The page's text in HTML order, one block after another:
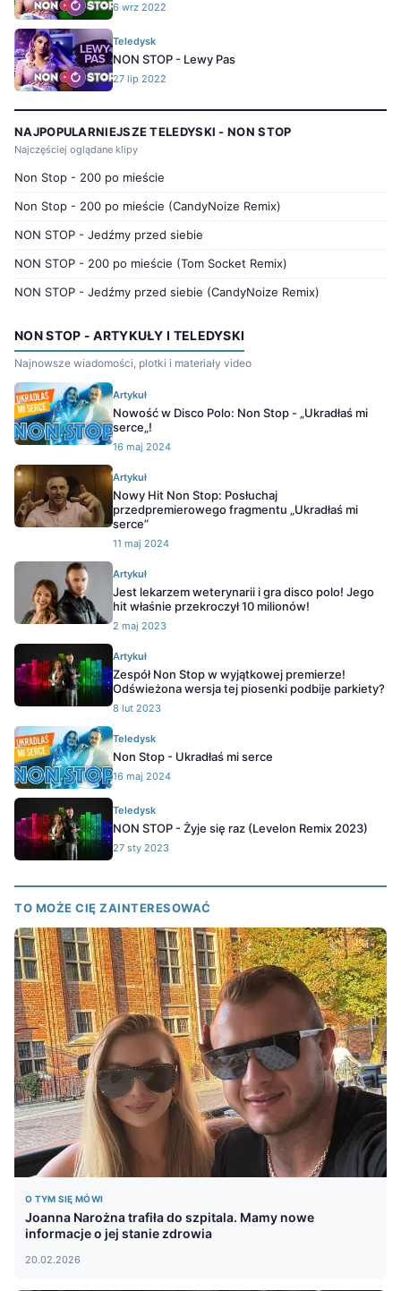
6 wrz 2022
Teledysk
NON STOP - Lewy Pas
27 lip 2022
NAJPOPULARNIEJSZE TELEDYSKI - NON STOP
Najczęściej oglądane klipy
Non Stop - 200 po mieście
Non Stop - 200 po mieście (CandyNoize Remix)
NON STOP - Jedźmy przed siebie
NON STOP - 200 po mieście (Tom Socket Remix)
NON STOP - Jedźmy przed siebie (CandyNoize Remix)
NON STOP - ARTYKUŁY I TELEDYSKI
Najnowsze wiadomości, plotki i materiały video
Artykuł
Nowość w Disco Polo: Non Stop - „Ukradłaś mi
serce„!
16 maj 2024
Artykuł
Nowy Hit Non Stop: Posłuchaj
przedpremierowego fragmentu „Ukradłaś mi
serce”
11 maj 2024
Artykuł
Jest lekarzem weterynarii i gra disco polo! Jego
hit właśnie przekroczył 10 milionów!
2 maj 2023
Artykuł
Zespół Non Stop w wyjątkowej premierze!
Odświeżona wersja tej piosenki podbije parkiety?
8 lut 2023
Teledysk
Non Stop - Ukradłaś mi serce
16 maj 2024
Teledysk
NON STOP - Żyje się raz (Levelon Remix 2023)
27 sty 2023
TO MOŻE CIĘ ZAINTERESOWAĆ
O TYM SIĘ MÓWI
Joanna Narożna trafiła do szpitala. Mamy nowe
informacje o jej stanie zdrowia
20.02.2026